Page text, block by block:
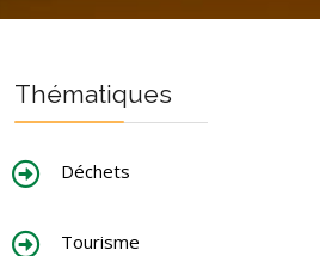
Thématiques
Déchets
Tourisme